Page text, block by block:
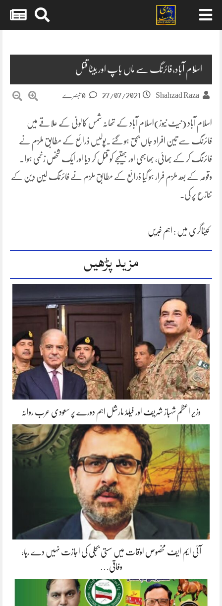
اسلام آباد،فائرنگ سے ماں باپ اور بیٹا قتل
Shahzad Raza
27/07/2021
اسلام آباد (نیٹ نیوز)اسلام آباد کے تھانہ شمس کالونی کے علاقے میں
فائرنگ سے تین افراد جاں بحق ہو گئے ۔پولیس ذرائع کے مطابق ملزم نے
فائرنگ کر کے بھائی، بھابھی اور بھتیجے کو قتل کر دیا اور ایک شخص زخمی ہوا ۔
وقوعہ کے بعد ملزم فرار ہو گیا ذرائع کے مطابق ملزم نے فائرنگ لین دین کے
تنازع پر کی۔
کیٹاگری میں : اہم خبریں
مزید پڑھیں
وزیر اعظم شہباز شریف اور فیلڈ مارشل اہم دورے پر سعودی عرب روانہ
آئی ایم ایف مخصوص اوقات میں سستی بجلی کی اجازت نہیں دے رہا،
وفاقی…